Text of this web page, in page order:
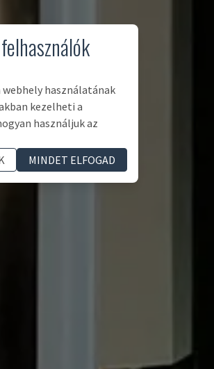
használatának
kezelheti a
használjuk az
MINDET ELFOGAD